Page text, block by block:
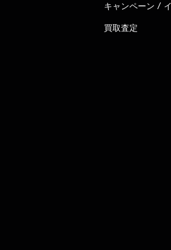
キャンペーン /
買取査定